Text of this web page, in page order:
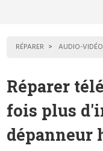
RÉPARER AUDIO-VIDÉO
Réparer
fois plus
dépanneur